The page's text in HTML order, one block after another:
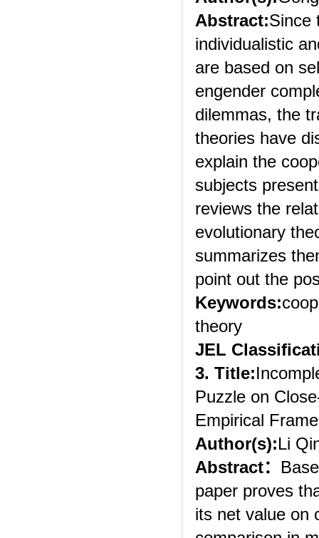
Abstract:Since
individualistic
are based on
engender
dilemmas, the
theories have
explain the
subjects
reviews the
evolutionary
summarizes
point out the
Keywords:
theory
JEL
3. Title:
Puzzle on
Empirical Frame
Author(s):Li
Abstract：
paper proves
its net value on